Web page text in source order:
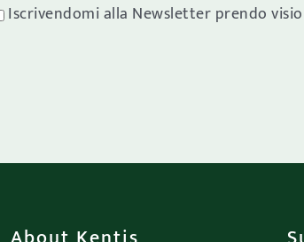
Iscrivendomi alla Newsletter prendo